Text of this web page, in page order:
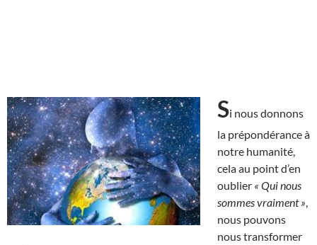
Si nous donnons
la prépondérance à
notre humanité,
cela au point d’en
oublier « Qui nous
sommes vraiment »
nous pouvons
nous transformer